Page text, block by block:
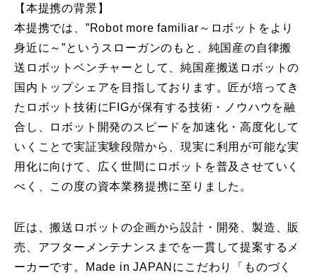
【本提携の背景】
本提携では、”Robot more familiar～ロボットをより
身近に～”というスローガンのもと、純国産の自律搬
送ロボットベンチャーとして、純国産搬送ロボットの
国内トップシェアを目指しております。匠が培ってき
たロボット技術にFIGが保有する技術・ノウハウを融
合し、ロボット開発のスピードを加速化・高度化して
いくことで実証実験段階から、現実に利用が可能な実
用化に向けて、広く世間にロボットを普及させていく
べく、この度の資本業務提携に至りました。
匠は、搬送ロボットの企画から設計・開発、製造、販
売、アフターメンテナンスまでを一貫して提案するメ
ーカーです。Made in JAPANにこだわり「ものづく